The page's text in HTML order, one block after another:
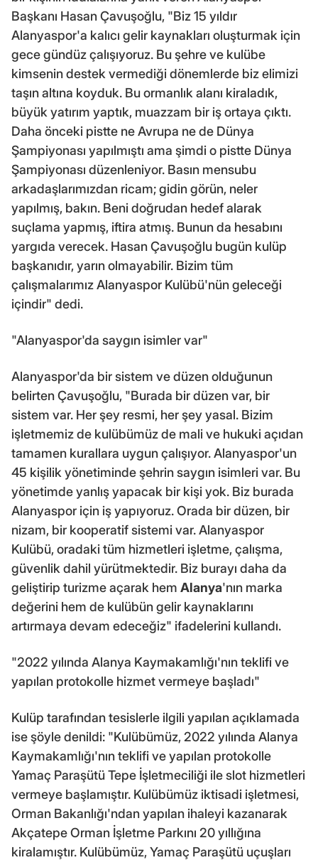
Başkanı Hasan Çavuşoğlu, "Biz 15 yıldır
Alanyaspor'a kalıcı gelir kaynakları oluşturmak için
gece gündüz çalışıyoruz. Bu şehre ve kulübe
kimsenin destek vermediği dönemlerde biz elimizi
taşın altına koyduk. Bu ormanlık alanı kiraladık,
büyük yatırım yaptık, muazzam bir iş ortaya çıktı.
Daha önceki pistte ne Avrupa ne de Dünya
Şampiyonası yapılmıştı ama şimdi o pistte Dünya
Şampiyonası düzenleniyor. Basın mensubu
arkadaşlarımızdan ricam; gidin görün, neler
yapılmış, bakın. Beni doğrudan hedef alarak
suçlama yapmış, iftira atmış. Bunun da hesabını
yargıda verecek. Hasan Çavuşoğlu bugün kulüp
başkanıdır, yarın olmayabilir. Bizim tüm
çalışmalarımız Alanyaspor Kulübü'nün geleceği
içindir" dedi.
"Alanyaspor'da saygın isimler var"
Alanyaspor'da bir sistem ve düzen olduğunun
belirten Çavuşoğlu, "Burada bir düzen var, bir
sistem var. Her şey resmi, her şey yasal. Bizim
işletmemiz de kulübümüz de mali ve hukuki açıdan
tamamen kurallara uygun çalışıyor. Alanyaspor'un
45 kişilik yönetiminde şehrin saygın isimleri var. Bu
yönetimde yanlış yapacak bir kişi yok. Biz burada
Alanyaspor için iş yapıyoruz. Orada bir düzen, bir
nizam, bir kooperatif sistemi var. Alanyaspor
Kulübü, oradaki tüm hizmetleri işletme, çalışma,
güvenlik dahil yürütmektedir. Biz burayı daha da
geliştirip turizme açarak hem Alanya'nın marka
değerini hem de kulübün gelir kaynaklarını
artırmaya devam edeceğiz" ifadelerini kullandı.
"2022 yılında Alanya Kaymakamlığı'nın teklifi ve
yapılan protokolle hizmet vermeye başladı"
Kulüp tarafından tesislerle ilgili yapılan açıklamada
ise şöyle denildi: "Kulübümüz, 2022 yılında Alanya
Kaymakamlığı'nın teklifi ve yapılan protokolle
Yamaç Paraşütü Tepe İşletmeciliği ile slot hizmetleri
vermeye başlamıştır. Kulübümüz iktisadi işletmesi,
Orman Bakanlığı'ndan yapılan ihaleyi kazanarak
Akçatepe Orman İşletme Parkını 20 yıllığına
kiralamıştır. Kulübümüz, Yamaç Paraşütü uçuşları